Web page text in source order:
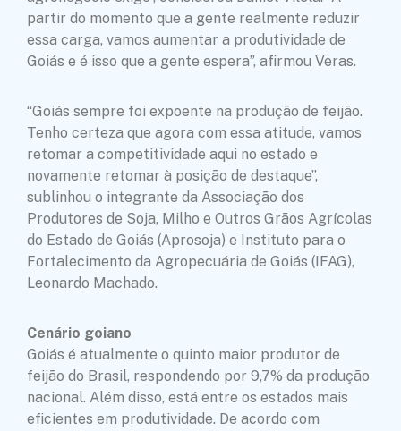
partir do momento que a gente realmente reduzir
essa carga, vamos aumentar a produtividade de
Goiás e é isso que a gente espera”, afirmou Veras.
“Goiás sempre foi expoente na produção de feijão.
Tenho certeza que agora com essa atitude, vamos
retomar a competitividade aqui no estado e
novamente retomar à posição de destaque”,
sublinhou o integrante da Associação dos
Produtores de Soja, Milho e Outros Grãos Agrícolas
do Estado de Goiás (Aprosoja) e Instituto para o
Fortalecimento da Agropecuária de Goiás (IFAG),
Leonardo Machado.
Cenário goiano
Goiás é atualmente o quinto maior produtor de
feijão do Brasil, respondendo por 9,7% da produção
nacional. Além disso, está entre os estados mais
eficientes em produtividade. De acordo com